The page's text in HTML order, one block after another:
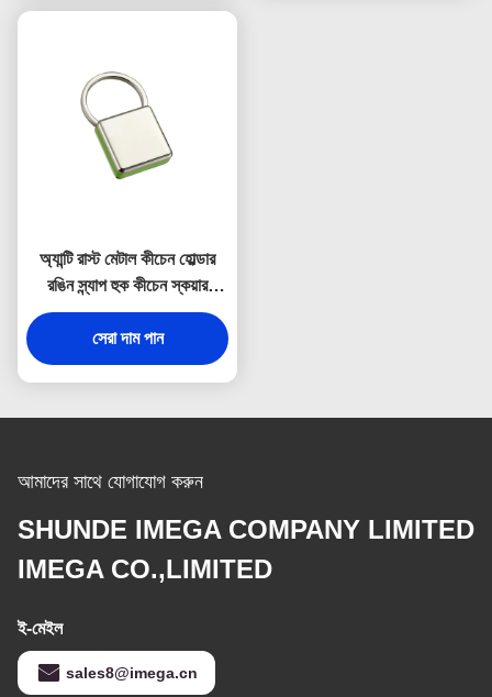
অ্যান্টি রাস্ট মেটাল কীচেন হোল্ডার
রঙিন স্ন্যাপ হুক কীচেন স্কয়ার
প্লাস্টিক
সেরা দাম পান
আমাদের সাথে যোগাযোগ করুন
SHUNDE IMEGA COMPANY LIMITED
IMEGA CO.,LIMITED
ই-মেইল
sales8@imega.cn